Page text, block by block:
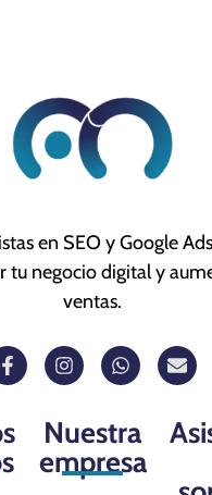
en SEO y Google
tu negocio digital y
ventas.
Nuestra
empresa